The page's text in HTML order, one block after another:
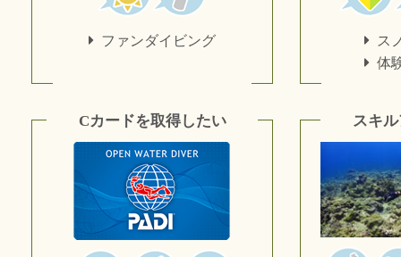
ファンダイビング
ス
体
Cカードを取得したい スキ